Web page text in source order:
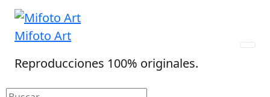
Skip
content
Mifoto Art
Reproducciones 100% originales.